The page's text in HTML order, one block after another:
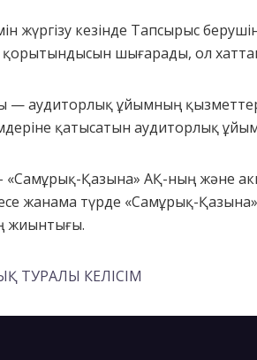
жүргізу кезінде Тапсырыс
шығарады, ол
— аудиторлық ұйымның
қатысатын аудиторлық
«Самұрық-Қазына» АҚ-ның және
жанама түрде «Самұрық-
жиынтығы.
ТУРАЛЫ КЕЛІСІМ